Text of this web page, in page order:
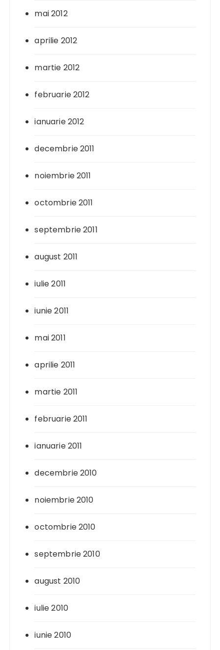
mai 2012
aprilie 2012
martie 2012
februarie 2012
ianuarie 2012
decembrie 2011
noiembrie 2011
octombrie 2011
septembrie 2011
august 2011
iulie 2011
iunie 2011
mai 2011
aprilie 2011
martie 2011
februarie 2011
ianuarie 2011
decembrie 2010
noiembrie 2010
octombrie 2010
septembrie 2010
august 2010
iulie 2010
iunie 2010